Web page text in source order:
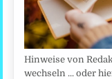
Hinweise von
wechseln ... oder